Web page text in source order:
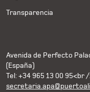
Transparencia
Avenida de Perfecto
(España)
Tel: +34 965 13 00 95<br